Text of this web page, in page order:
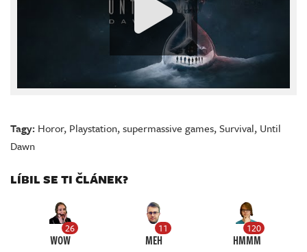
Tagy: Horor, Playstation,supermassive games,Survival, Until
Dawn
LÍBIL SE TI ČLÁNEK?
26
WOW
11
MEH
120
HMMM